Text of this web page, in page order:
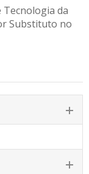
Tecnologia da
Substituto no